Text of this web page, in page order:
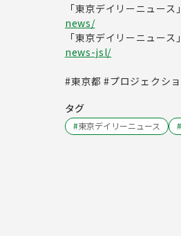
「東京デイリーニュー
news/
「東京デイリーニュー
news-jsl/
#東京都 #プロジェクシ
タグ
#東京デイリーニュース #